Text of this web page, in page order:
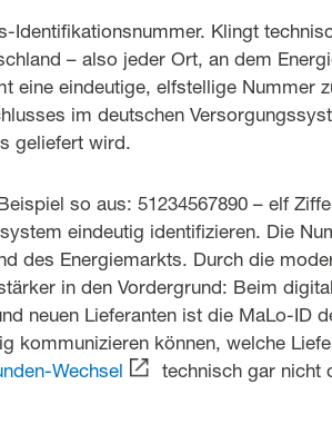
Identifikationsnummer. Klingt
– also jeder Ort, an dem
eine eindeutige, elfstellige Nummer
im deutschen
geliefert wird.
so aus: 51234567890 – elf
eindeutig identifizieren. Die
des Energiemarkts. Durch die
in den Vordergrund: Beim
neuen Lieferanten ist die MaLo-ID
kommunizieren können, welche
Wechsel technisch gar nicht